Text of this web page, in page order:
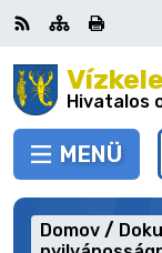
Ugrás
a
tartalomra
Hivatalos
VÁLTÁS
MENÜ
RSS Oldaltérkép
Domov